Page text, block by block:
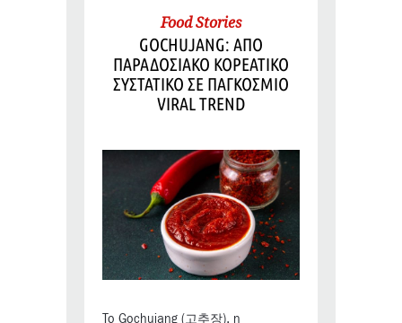
Food Stories
GOCHUJANG: ΑΠΟ
ΠΑΡΑΔΟΣΙΑΚΟ ΚΟΡΕΑΤΙΚΟ
ΣΥΣΤΑΤΙΚΟ ΣΕ ΠΑΓΚΟΣΜΙΟ
VIRAL TREND
Το Gochujang (고추장), η